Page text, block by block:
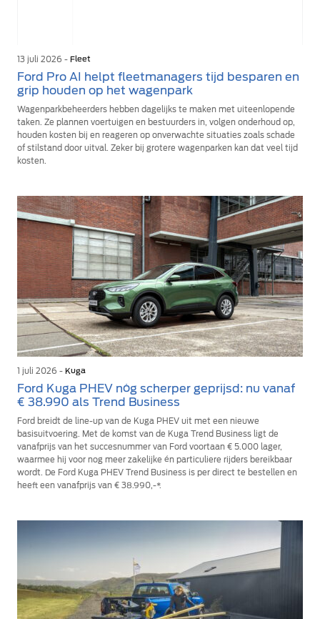
13 juli 2026 - Fleet
Ford Pro AI helpt fleetmanagers tijd besparen en
grip houden op het wagenpark
Wagenparkbeheerders hebben dagelijks te maken met uiteenlopende
taken. Ze plannen voertuigen en bestuurders in, volgen onderhoud op,
houden kosten bij en reageren op onverwachte situaties zoals schade
of stilstand door uitval. Zeker bij grotere wagenparken kan dat veel tijd
kosten.
1 juli 2026 - Kuga
Ford Kuga PHEV nóg scherper geprijsd: nu vanaf
€ 38.990 als Trend Business
Ford breidt de line-up van de Kuga PHEV uit met een nieuwe
basisuitvoering. Met de komst van de Kuga Trend Business ligt de
vanafprijs van het succesnummer van Ford voortaan € 5.000 lager,
waarmee hij voor nog meer zakelijke én particuliere rijders bereikbaar
wordt. De Ford Kuga PHEV Trend Business is per direct te bestellen en
heeft een vanafprijs van € 38.990,-*.